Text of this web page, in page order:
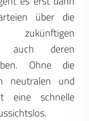
über die
zukünftigen
auch deren
Ohne die
neutralen und
eine schnelle